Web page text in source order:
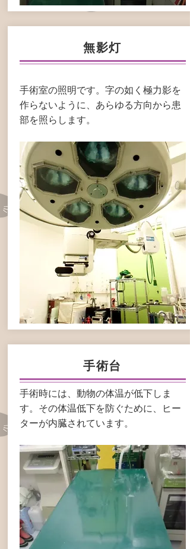
無影灯
手術室の照明です。字の如く極力影を
作ら​ないように、あらゆる方向から患
部を照らします。
手術台
手術時には、動物の体温が低下しま
す。その体温低下を防ぐために、ヒー
ターが内臓されています。